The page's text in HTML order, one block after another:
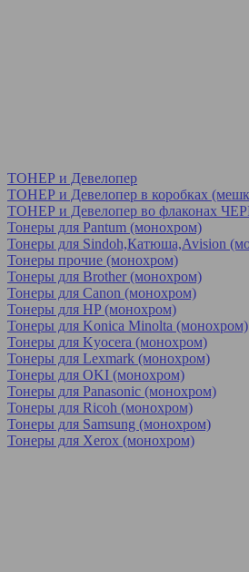
ТОНЕР и Девелопер
ТОНЕР и Девелопер в коробках
ТОНЕР и Девелопер во флаконах
Тонеры для Pantum (монохром)
Тонеры для Sindoh,Катюша,Avision
Тонеры прочие (монохром)
Тонеры для Brother (монохром)
Тонеры для Canon (монохром)
Тонеры для HP (монохром)
Тонеры для Konica Minolta (монохром)
Тонеры для Kyocera (монохром)
Тонеры для Lexmark (монохром)
Тонеры для OKI (монохром)
Тонеры для Panasonic (монохром)
Тонеры для Ricoh (монохром)
Тонеры для Samsung (монохром)
Тонеры для Xerox (монохром)